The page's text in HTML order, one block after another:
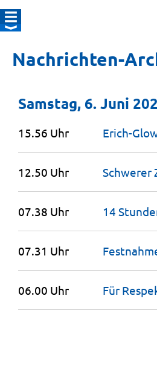
Nachrichten-
Samstag, 6. Juni
15.56 Uhr Erich-
12.50 Uhr Schwerer
07.38 Uhr 14
07.31 Uhr
06.00 Uhr Für